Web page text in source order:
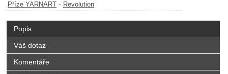
Příze YARNART - Revolution
Popis
Váš dotaz
Komentáře